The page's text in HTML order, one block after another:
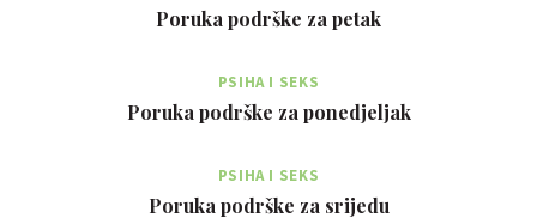
Poruka podrške za petak
PSIHA I SEKS
Poruka podrške za ponedjeljak
PSIHA I SEKS
Poruka podrške za srijedu